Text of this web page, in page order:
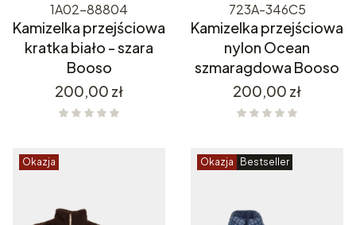
1A02-88804
Kamizelka przejściowa
kratka biało - szara
Booso
Cena
200,00 zł
723A-346C5
Kamizelka przejściowa
nylon Ocean
szmaragdowa Booso
Cena
200,00 zł
Okazja Okazja Bestseller